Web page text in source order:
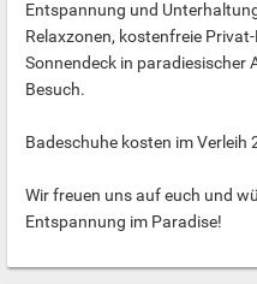
Entspannung und
Relaxzonen, kostenfreie
Sonnendeck in paradiesischer
Besuch.
Badeschuhe kosten im Verleih
Wir freuen uns auf euch und
Entspannung im Paradise!